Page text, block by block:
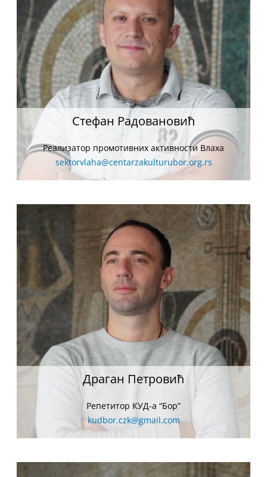
Стефан Радовановић
Реализатор промотивних активности Влаха
sektorvlaha@centarzakulturubor.org.rs
Драган Петровић
Репетитор КУД-а “Бор”
kudbor.czk@gmail.com